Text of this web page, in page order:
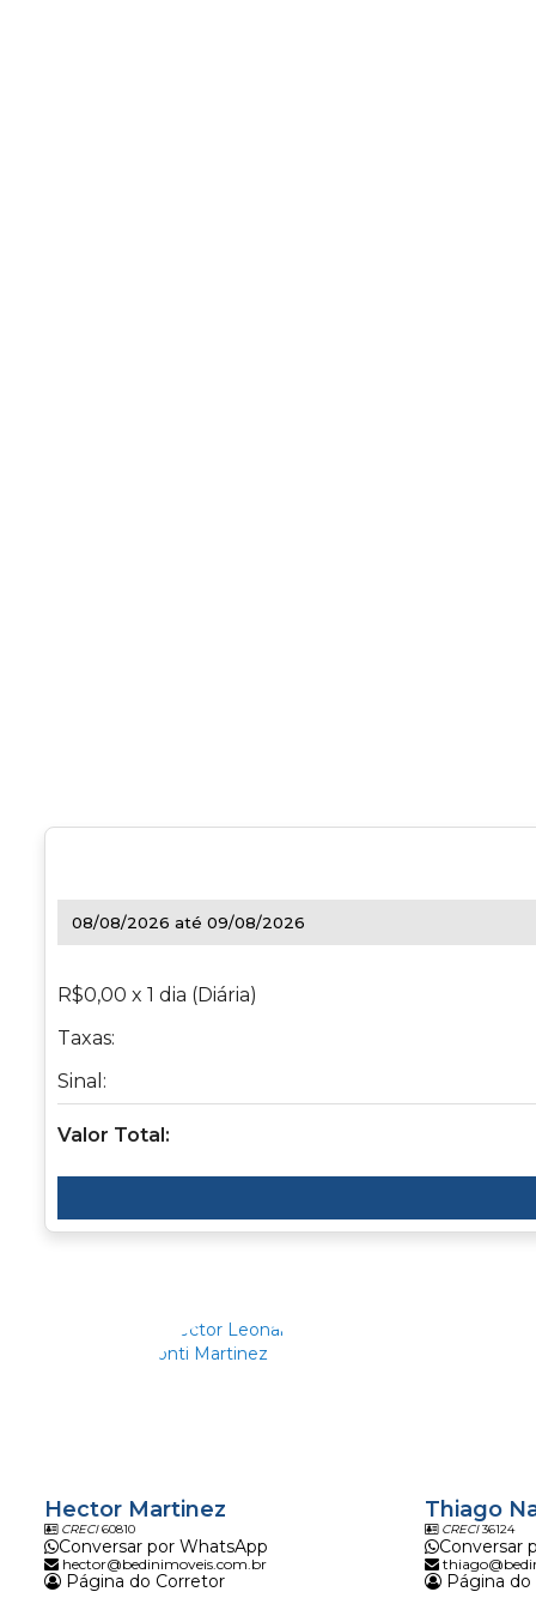
R$0,00 x 1 dia (Diária)
Taxas:
Sinal:
Valor Total:
Hector Martinez
CRECI60810
Conversar por WhatsApp
hector@bedinimoveis.com.br
Página do Corretor
Thiago
CRECI36124
Conversar
Página do